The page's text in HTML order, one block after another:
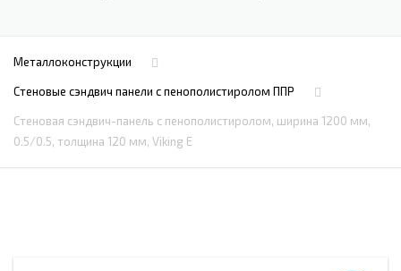
Металлоконструкции
Стеновые сэндвич панели с пенополистиролом ППР
Стеновая сэндвич-панель с пенополистиролом, ширина 1200 мм,
0.5/0.5, толщина 120 мм, Viking E